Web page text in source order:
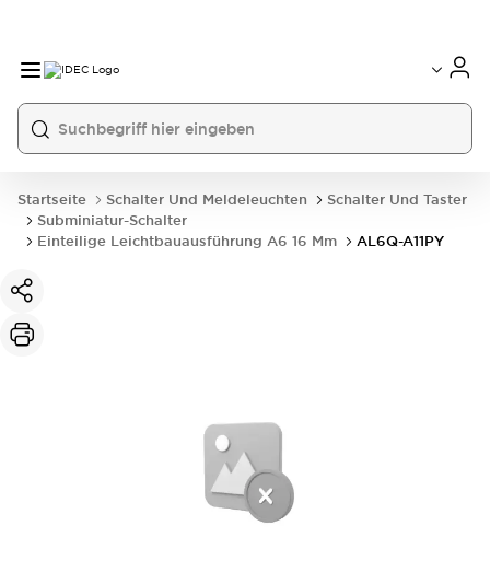
Startseite Schalter Und Meldeleuchten
Schalter Und Taster
Subminiatur-Schalter
Einteilige Leichtbauausführung A6 16 Mm
AL6Q-A11PY